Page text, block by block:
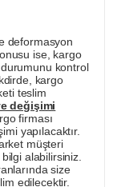
deformasyon
ise, kargo
kontrol
kargo
teslim
değişimi
firması
yapılacaktır.
müşteri
alabilirsiniz.
size
edilecektir.